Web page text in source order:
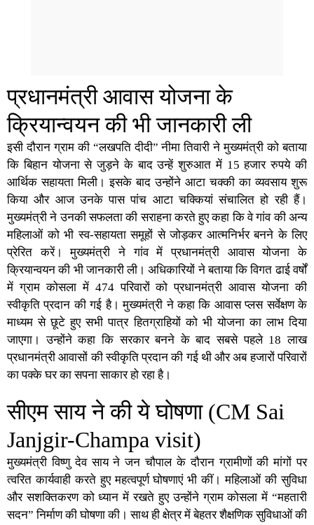
प्रधानमंत्री आवास योजना के
क्रियान्वयन की भी जानकारी ली
इसी दौरान ग्राम की “लखपति दीदी” नीमा तिवारी ने मुख्यमंत्री को बताया
कि बिहान योजना से जुड़ने के बाद उन्हें शुरुआत में 15 हजार रुपये की
आर्थिक सहायता मिली। इसके बाद उन्होंने आटा चक्की का व्यवसाय शुरू
किया और आज उनके पास पांच आटा चक्कियां संचालित हो रही हैं।
मुख्यमंत्री ने उनकी सफलता की सराहना करते हुए कहा कि वे गांव की अन्य
महिलाओं को भी स्व-सहायता समूहों से जोड़कर आत्मनिर्भर बनने के लिए
प्रेरित करें। मुख्यमंत्री ने गांव में प्रधानमंत्री आवास योजना के
क्रियान्वयन की भी जानकारी ली। अधिकारियों ने बताया कि विगत ढाई वर्षों
में ग्राम कोसला में 474 परिवारों को प्रधानमंत्री आवास योजना की
स्वीकृति प्रदान की गई है। मुख्यमंत्री ने कहा कि आवास प्लस सर्वेक्षण के
माध्यम से छूटे हुए सभी पात्र हितग्राहियों को भी योजना का लाभ दिया
जाएगा। उन्होंने कहा कि सरकार बनने के बाद सबसे पहले 18 लाख
प्रधानमंत्री आवासों की स्वीकृति प्रदान की गई थी और अब हजारों परिवारों
का पक्के घर का सपना साकार हो रहा है।
सीएम साय ने की ये घोषणा (CM Sai
Janjgir-Champa visit)
मुख्यमंत्री विष्णु देव साय ने जन चौपाल के दौरान ग्रामीणों की मांगों पर
त्वरित कार्यवाही करते हुए महत्वपूर्ण घोषणाएं भी कीं। महिलाओं की सुविधा
और सशक्तिकरण को ध्यान में रखते हुए उन्होंने ग्राम कोसला में “महतारी
सदन” निर्माण की घोषणा की। साथ ही क्षेत्र में बेहतर शैक्षणिक सुविधाओं की